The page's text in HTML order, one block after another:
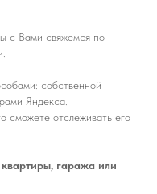
с Вами свяжемся по
собственной
Яндекса.
сможете отслеживать его
гаража или